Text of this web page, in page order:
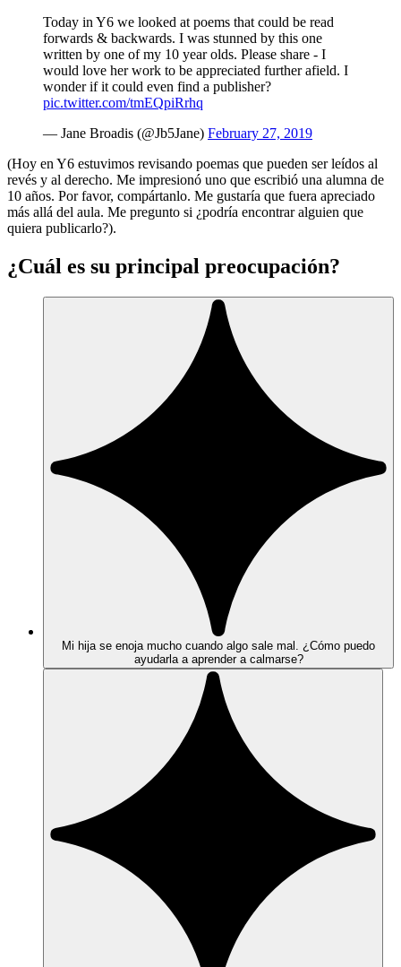
Today in Y6 we looked at poems that could be read
forwards & backwards. I was stunned by this one
written by one of my 10 year olds. Please share - I
would love her work to be appreciated further afield. I
wonder if it could even find a publisher?
pic.twitter.com/tmEQpiRrhq
— Jane Broadis (@Jb5Jane) February 27, 2019
(Hoy en Y6 estuvimos revisando poemas que pueden ser leídos al
revés y al derecho. Me impresionó uno que escribió una alumna de
10 años. Por favor, compártanlo. Me gustaría que fuera apreciado
más allá del aula. Me pregunto si ¿podría encontrar alguien que
quiera publicarlo?).
¿Cuál es su principal preocupación?
Mi hija se enoja mucho cuando algo sale mal. ¿Cómo puedo
ayudarla a aprender a calmarse?